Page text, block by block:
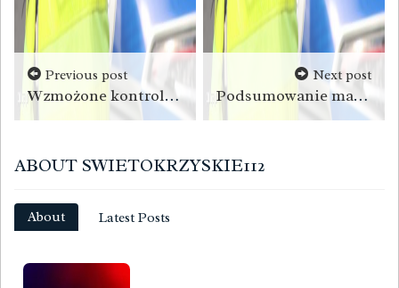
Previous post
Wzmożone kontrole policyjne podczas majowego weekendu
Next post
Podsumowanie majówkowego weekendu na drogach
ABOUT SWIETOKRZYSKIE112
About Latest Posts